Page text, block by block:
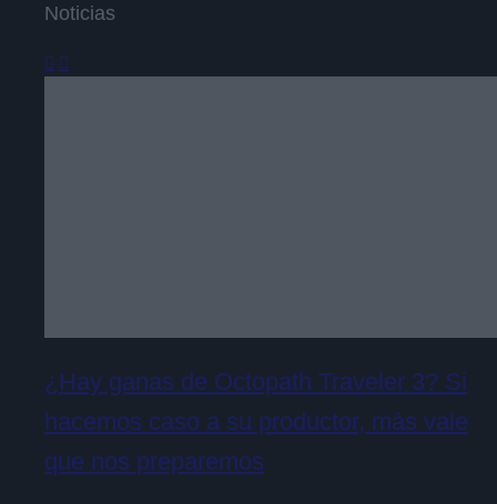
Noticias
¿Hay ganas de Octopath Traveler 3? Si
hacemos caso a su productor, más vale
que nos preparemos